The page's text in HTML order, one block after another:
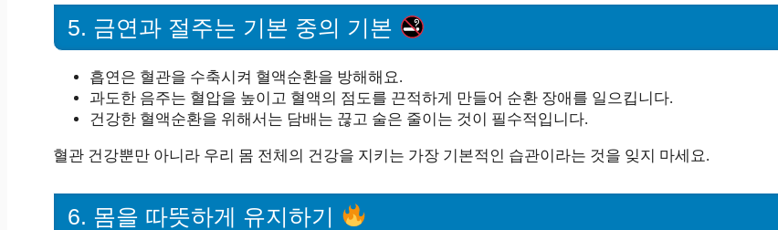
5. 금연과 절주는 기본 중의 기본
흡연은 혈관을 수축시켜 혈액순환을 방해해요.
과도한 음주는 혈압을 높이고 혈액의 점도를 끈적하게 만들어 순환 장애를 일으킵니다.
건강한 혈액순환을 위해서는 담배는 끊고 술은 줄이는 것이 필수적입니다.
혈관 건강뿐만 아니라 우리 몸 전체의 건강을 지키는 가장 기본적인 습관이라는 것을 잊지 마세요.
6. 몸을 따뜻하게 유지하기